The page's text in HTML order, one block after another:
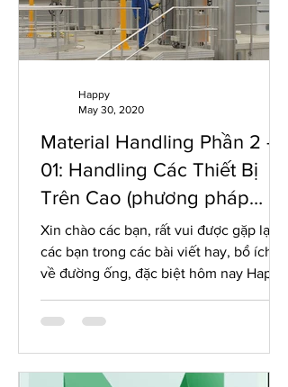
Material Handling Phần 2 -
01: Handling Các Thiết Bị
Trên Cao (phương pháp
nhấc)
Xin chào các bạn, rất vui được gặp lại
các bạn trong các bài viết hay, bổ ích
về đường ống, đặc biệt hôm nay Happy
Happy
May 30, 2020